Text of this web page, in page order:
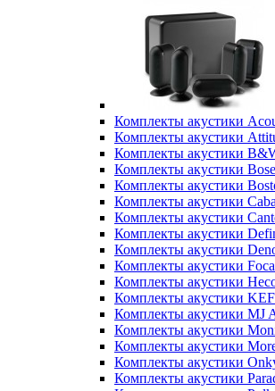
Комплекты акустики
Комплекты акустики
Комплекты акустики
Комплекты акустики Bose
Комплекты акустики
Комплекты акустики
Комплекты акустики
Комплекты акустики
Комплекты акустики
Комплекты акустики
Комплекты акустики
Комплекты акустики KEF
Комплекты акустики MJ
Комплекты акустики
Комплекты акустики
Комплекты акустики
Комплекты акустики